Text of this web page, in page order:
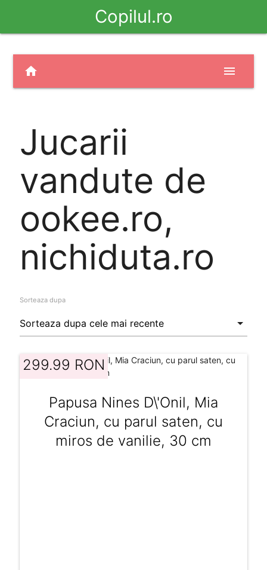
Copilul.ro
home menu
Jucarii
vandute de
ookee.ro,
nichiduta.ro
Sorteaza dupa
299.99 RON
Papusa Nines D\'Onil, Mia
Craciun, cu parul saten, cu
miros de vanilie, 30 cm